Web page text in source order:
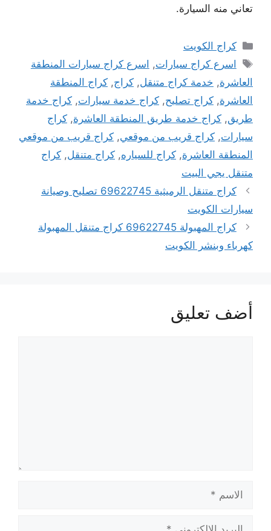
تعاني منه السيارة.
التصنيفات
كراج الكويت
الوسوم
اسرع كراج سيارات, اسرع كراج سيارات المنطقة
العاشرة, خدمة كراج متنقل, كراج, كراج المنطقة
العاشرة, كراج تصليح, كراج خدمة سيارات, كراج خدمة
طريق, كراج خدمة طريق المنطقة العاشرة, كراج
سيارات, كراج قريب من موقعي, كراج قريب من موقعي
المنطقة العاشرة, كراج للسياره, كراج متنقل, كراج
متنقل يجي البيت
كراج متنقل الرميثية 69622745 تصليح وصيانة
سيارات الكويت
كراج المهبولة 69622745 كراج متنقل المهبولة
كهرباء وبنشر الكويت
أضف تعليق